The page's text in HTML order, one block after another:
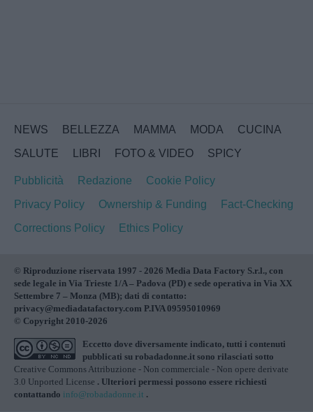
NEWS BELLEZZA MAMMA MODA
CUCINA
SALUTE
LIBRI FOTO & VIDEO SPICY
Pubblicità Redazione
Cookie Policy
Privacy Policy
Ownership & Funding
Fact-Checking
Corrections Policy
Ethics Policy
© Riproduzione riservata 1997 - 2026 Media Data Factory S.r.l., con
sede legale in Via Trieste 1/A – Padova (PD) e sede operativa in Via XX
Settembre 7 – Monza (MB); dati di contatto:
privacy@mediadatafactory.com P.IVA 09595010969
© Copyright 2010-2026
Eccetto dove diversamente indicato, tutti i contenuti
pubblicati su robadadonne.it sono rilasciati sotto
Creative Commons Attribuzione - Non commerciale - Non opere derivate
3.0 Unported License . Ulteriori permessi possono essere richiesti
contattando info@robadadonne.it .